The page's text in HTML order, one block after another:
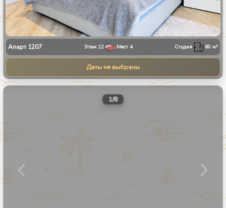
Апарт 1207 Этаж 12 Мест 4 Студия 60 м²
Даты не выбраны
1/8